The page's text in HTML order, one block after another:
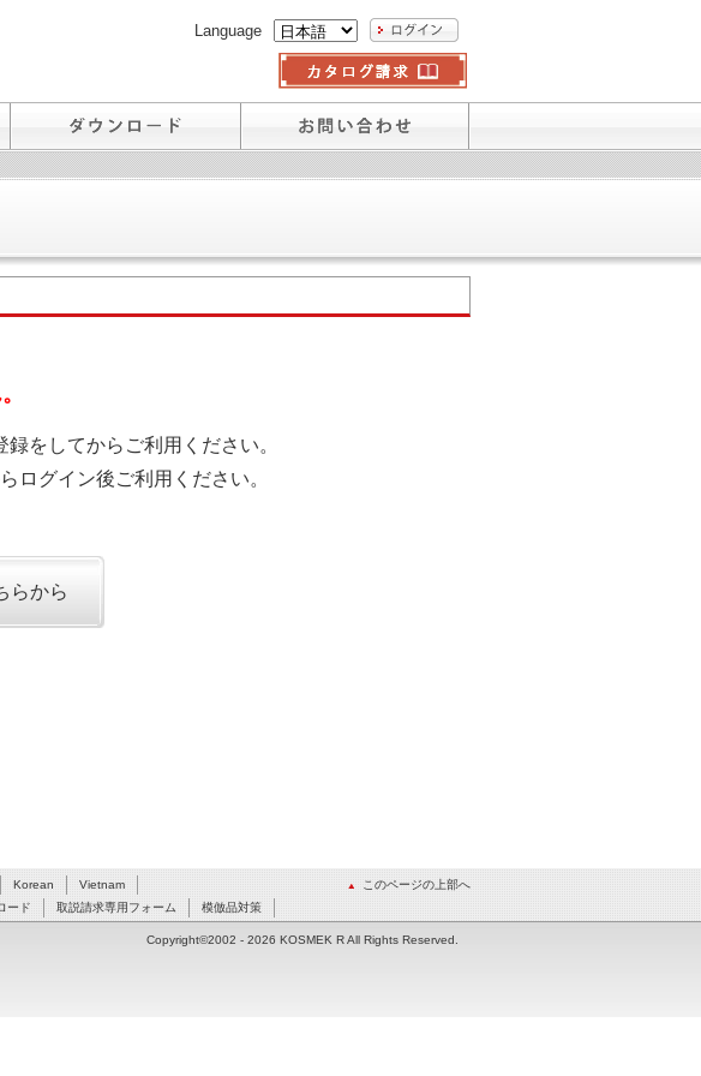
Language
をしてからご利用ください。
ログイン後ご利用ください。
らから
このページの上部へ
Korean
Vietnam
ード 取説請求専用フォーム 模倣品対策
Copyright©2002 - 2026 KOSMEK R All Rights Reserved.